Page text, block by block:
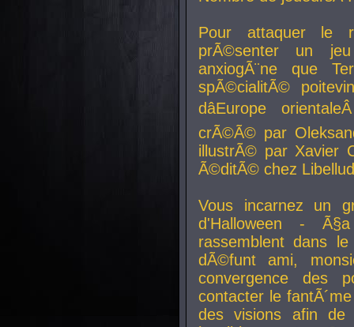
Pour attaquer le
prÃ©senter un
anxiogÃ¨ne que
spÃ©cialitÃ©
dâEurope
crÃ©Ã© par
illustrÃ© par Xavier
Ã©ditÃ© chez
Vous incarnez un
d'Halloween -
rassemblent dans
dÃ©funt ami,
convergence des
contacter le
des visions afin